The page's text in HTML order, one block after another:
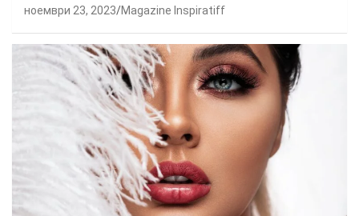
ноември 23, 2023 Magazine Inspiratiff